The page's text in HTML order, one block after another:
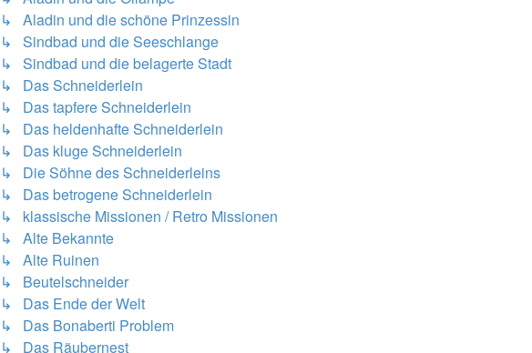
↳ Aladin und die schöne Prinzessin
↳ Sindbad und die Seeschlange
↳ Sindbad und die belagerte Stadt
↳ Das Schneiderlein
↳ Das tapfere Schneiderlein
↳ Das heldenhafte Schneiderlein
↳ Das kluge Schneiderlein
↳ Die Söhne des Schneiderleins
↳ Das betrogene Schneiderlein
↳ klassische Missionen / Retro Missionen
↳ Alte Bekannte
↳ Alte Ruinen
↳ Beutelschneider
↳ Das Ende der Welt
↳ Das Bonaberti Problem
↳ Das Räubernest